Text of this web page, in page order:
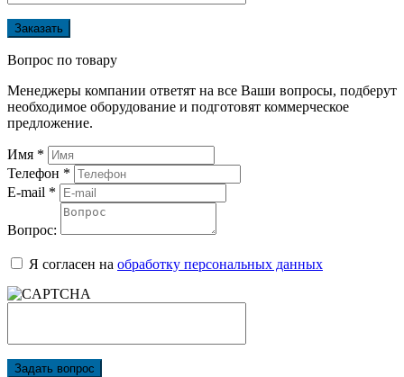
Заказать
Вопрос по товару
Менеджеры компании ответят на все Ваши вопросы, подберут
необходимое оборудование и подготовят коммерческое
предложение.
Имя *
Телефон *
E-mail *
Вопрос:
Я согласен на обработку персональных данных
Задать вопрос